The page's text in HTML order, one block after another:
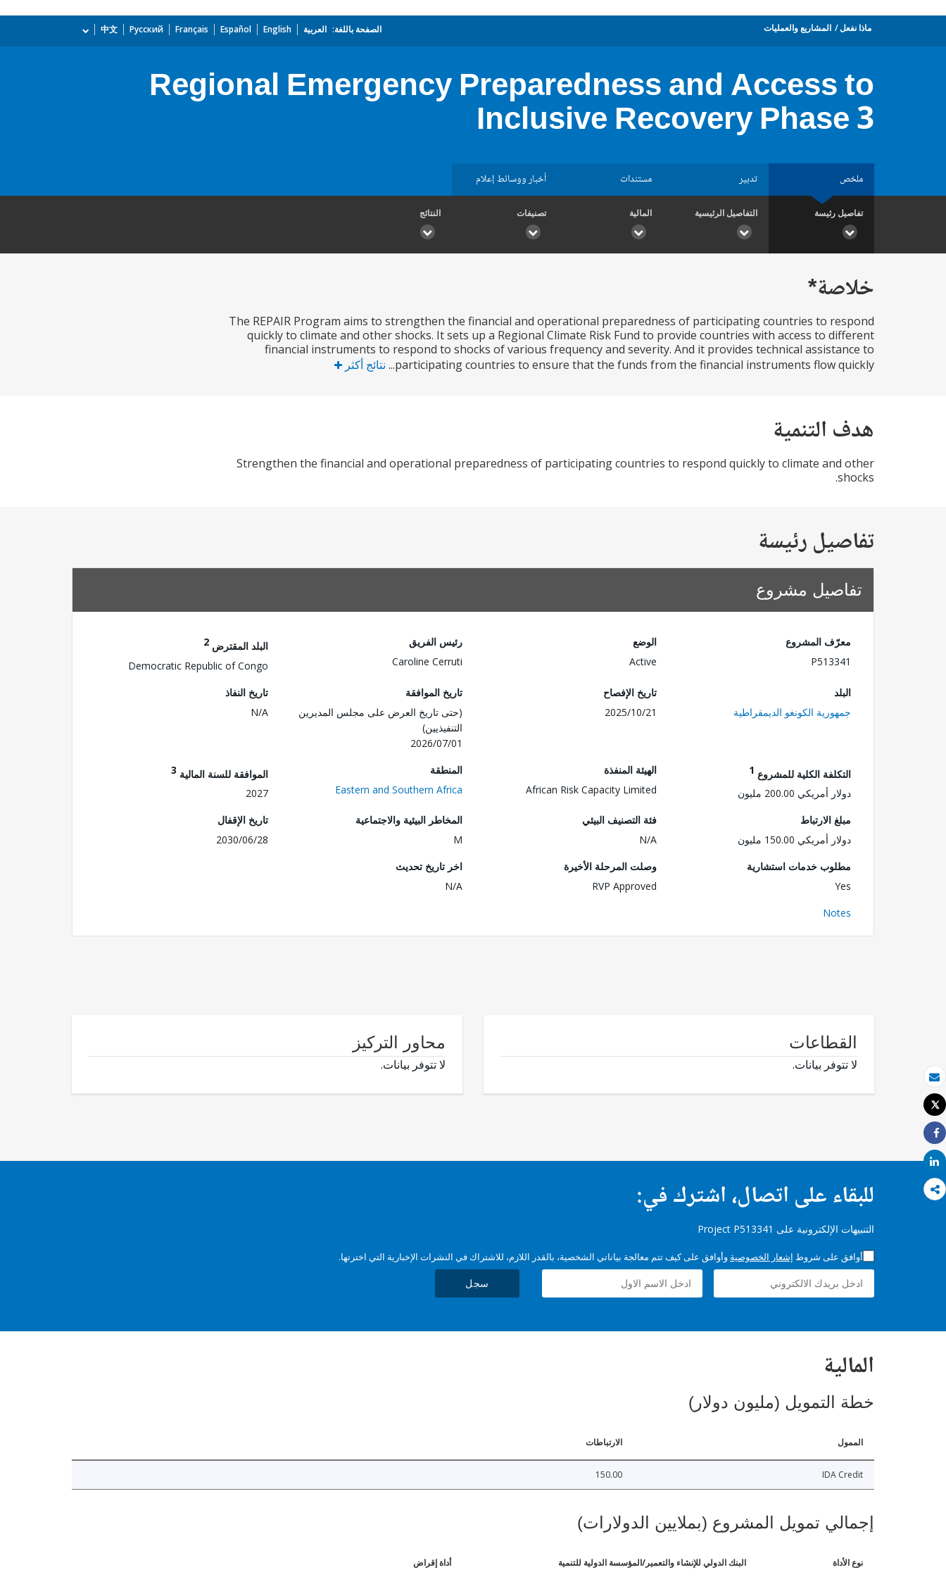
بريد الكتروني
طباعة
Tweet
Share
Share
ماذا نفعل المشاريع والعمليات الصفحة باللغة: العربية English
Español
Français
Русский
中文
Regional Emergency Preparedness and Access to
Inclusive Recovery Phase 3
ملخص تدبير مستندات أخبار ووسائط إعلام
تفاصيل رئيسة التفاصيل الرئيسية المالية تصنيفات النتائج
خلاصة*
The REPAIR Program aims to strengthen the financial and operational preparedness of participating countries to respond
quickly to climate and other shocks. It sets up a Regional Climate Risk Fund to provide countries with access to different
financial instruments to respond to shocks of various frequency and severity. And it provides technical assistance to
participating countries to ensure that the funds from the financial instruments flow quickly...
نتائج أكثر
هدف التنمية
Strengthen the financial and operational preparedness of participating countries to respond quickly to climate and other
shocks.
تفاصيل رئيسة
تفاصيل مشروع
معرّف المشروع
P513341
الوضع
Active
رئيس الفريق
Caroline Cerruti
البلد المقترض 2
Democratic Republic of Congo
البلد
جمهورية الكونغو الديمقراطية
تاريخ الإفصاح
2025/10/21
تاريخ الموافقة
(حتى تاريخ العرض على مجلس المديرين
التنفيذيين)
2026/07/01
تاريخ النفاذ
N/A
التكلفة الكلية للمشروع 1
دولار أمريكي 200.00 مليون
الهيئة المنفذة
African Risk Capacity Limited
المنطقة
Eastern and Southern Africa
الموافقة للسنة المالية 3
2027
مبلغ الارتباط
دولار أمريكي 150.00 مليون
فئة التصنيف البيئي
N/A
المخاطر البيئية والاجتماعية
M
تاريخ الإقفال
2030/06/28
مطلوب خدمات استشارية
Yes
وصلت المرحلة الأخيرة
RVP Approved
اخر تاريخ تحديث
N/A
Notes
القطاعات
لا تتوفر بيانات.
محاور التركيز
لا تتوفر بيانات.
للبقاء على اتصال، اشترك في:
التنبيهات الإلكترونية على Project P513341
أوافق على شروط إشعار الخصوصية وأوافق على كيف تتم معالجة بياناتي الشخصية، بالقدر اللازم، للاشتراك في النشرات الإخبارية التي اخترتها.
سجل
المالية
خطة التمويل (مليون دولار)
الممول الارتباطات
IDA Credit
150.00
إجمالي تمويل المشروع (بملايين الدولارات)
نوع الأداة البنك الدولي للإنشاء والتعمير/المؤسسة الدولية للتنمية أداة إقراض